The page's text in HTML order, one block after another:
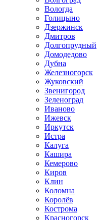
Вологда
Голицыно
Дзержинск
Дмитров
Долгопрудный
Домодедово
Дубна
Железногорск
Жуковский
Звенигород
Зеленоград
Иваново
Ижевск
Иркутск
Истра
Калуга
Кашира
Кемерово
Киров
Клин
Коломна
Королёв
Кострома
Красногорск